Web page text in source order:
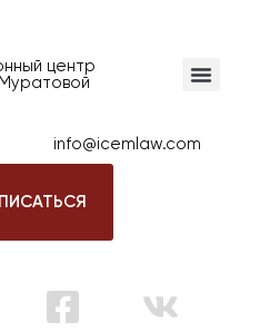
центр
info@icemlaw.com